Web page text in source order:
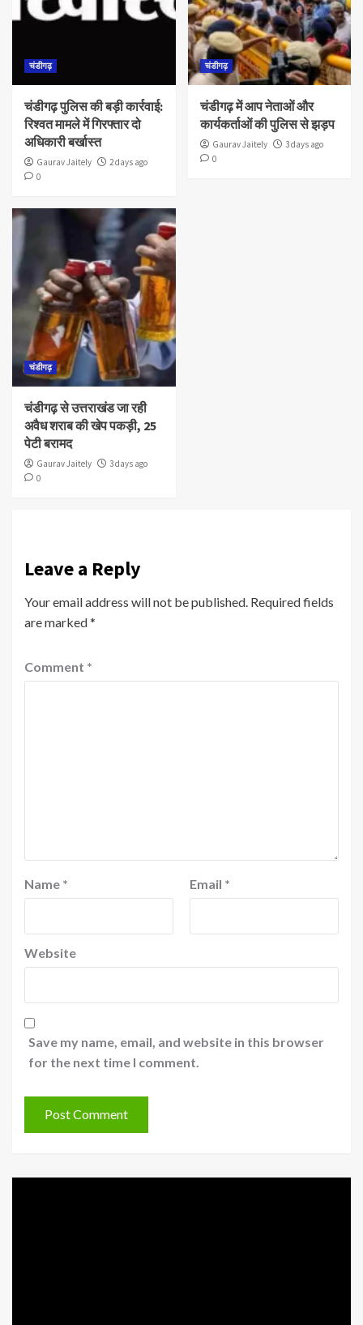
चंडीगढ़
चंडीगढ़ पुलिस की बड़ी कार्रवाई:
रिश्वत मामले में गिरफ्तार दो
अधिकारी बर्खास्त
Gaurav Jaitely
2 days ago
0
चंडीगढ़
चंडीगढ़ में आप नेताओं और
कार्यकर्ताओं की पुलिस से झड़प
Gaurav Jaitely
3 days ago
0
चंडीगढ़
चंडीगढ़ से उत्तराखंड जा रही
अवैध शराब की खेप पकड़ी, 25
पेटी बरामद
Gaurav Jaitely
3 days ago
0
Leave a Reply
Your email address will not be published. Required fields
are marked*
Comment *
Name * Email *
Website
Save my name, email, and website in this browser
for the next time I comment.